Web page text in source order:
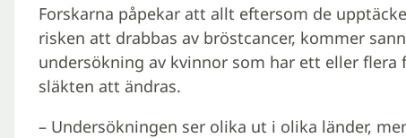
Forskarna påpekar att allt eftersom de
risken att drabbas av bröstcancer, kommer
undersökning av kvinnor som har ett eller
släkten att ändras.
– Undersökningen ser olika ut i olika länder,